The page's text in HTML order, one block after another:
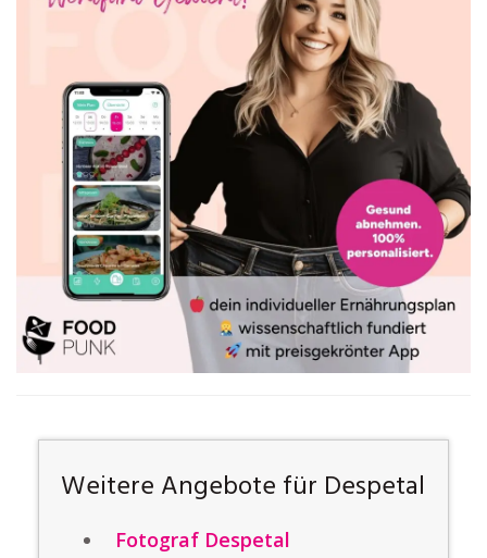
Weitere Angebote für Despetal
Fotograf Despetal